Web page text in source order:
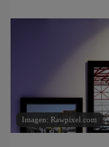
Imagen: Rawpixel.com